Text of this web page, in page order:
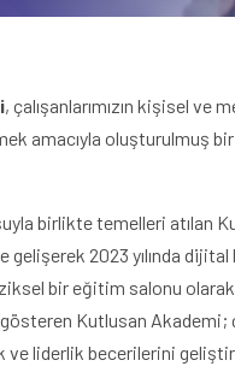
, çalışanlarımızın kişisel ve
amacıyla oluşturulmuş
birlikte temelleri atılan
gelişerek 2023 yılında dijital
bir eğitim salonu
Kutlusan Akademi;
liderlik becerilerini